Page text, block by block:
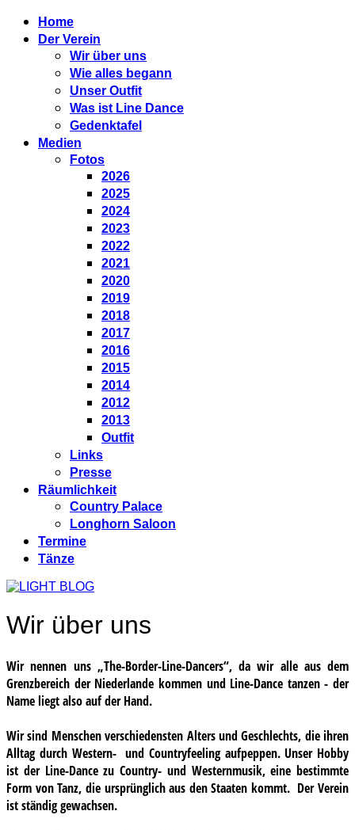
Home
Der Verein
Wir über uns
Wie alles begann
Unser Outfit
Was ist Line Dance
Gedenktafel
Medien
Fotos
2026
2025
2024
2023
2022
2021
2020
2019
2018
2017
2016
2015
2014
2012
2013
Outfit
Links
Presse
Räumlichkeit
Country Palace
Longhorn Saloon
Termine
Tänze
Wir über uns
Wir nennen uns „The-Border-Line-Dancers“, da wir alle aus dem
Grenzbereich der Niederlande kommen und Line-Dance tanzen - der
Name liegt also auf der Hand.
Wir sind Menschen verschiedensten Alters und Geschlechts, die ihren
Alltag durch Western- und Countryfeeling aufpeppen. Unser Hobby
ist der Line-Dance zu Country- und Westernmusik, eine bestimmte
Form von Tanz, die ursprünglich aus den Staaten kommt. Der Verein
ist ständig gewachsen.